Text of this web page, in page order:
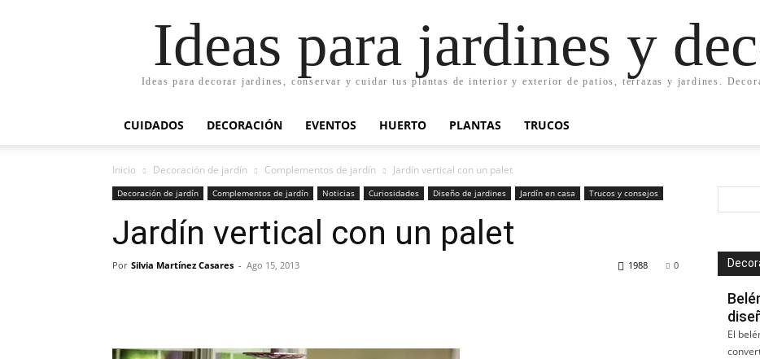
Ideas para jardines y
Ideas para decorar jardines, conservar y cuidar tus plantas de interior y exterior de patios, terrazas y jardines.
CUIDADOS DECORACIÓN EVENTOS HUERTO PLANTAS TRUCOS
Inicio Decoración de jardín Complementos de jardín Jardín vertical con un palet
Decoración de jardín Complementos de jardín Noticias Curiosidades Diseño de jardines Jardín en casa Trucos y consejos
Jardín vertical con un palet
Por Silvia Martínez Casares - Ago 15, 2013 0
1988
El